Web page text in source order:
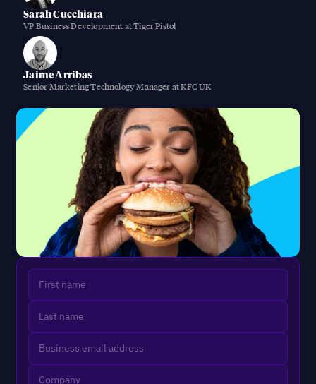
Sarah Cucchiara
VP Business Development at Tiger Pistol
Jaime Arribas
Senior Marketing Technology Manager at KFC UK